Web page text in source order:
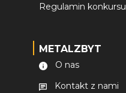
Regulamin konkursu
METALZBYT
O nas
Kontakt z nami